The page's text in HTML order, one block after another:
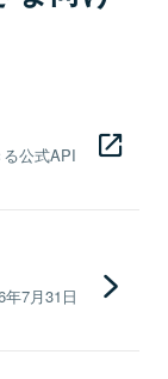
公式API
7月31日